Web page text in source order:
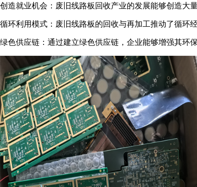
创造就业机会：废旧线路板回收产业的发展能够创造大
循环利用模式：废旧线路板的回收与再加工推动了循环
绿色供应链：通过建立绿色供应链，企业能够增强其环